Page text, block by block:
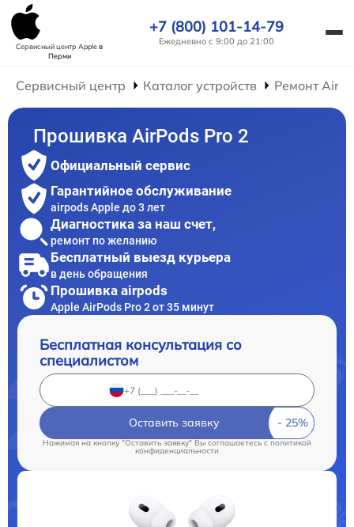
Сервисный центр Appleв
Перми
+7 (800) 101-14-79
Ежедневно с 9:00 до 21:00
Сервисный центр Каталог устройств Ремонт
Прошивка AirPods Pro 2
Официальный сервис
Гарантийное обслуживание
airpods Apple до 3 лет
Диагностика за наш счет,
ремонт по желанию
Бесплатный выезд курьера
в день обращения
Прошивка airpods
Apple AirPods Pro 2 от 35 минут
Бесплатная консультация со
специалистом
Оставить заявку
Нажимая на кнопку "Оставить заявку" Вы соглашаетесь cполитикой
конфиденциальности